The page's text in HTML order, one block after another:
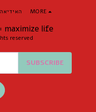
maximize life
reserved
MORE
SUBSCRIBE